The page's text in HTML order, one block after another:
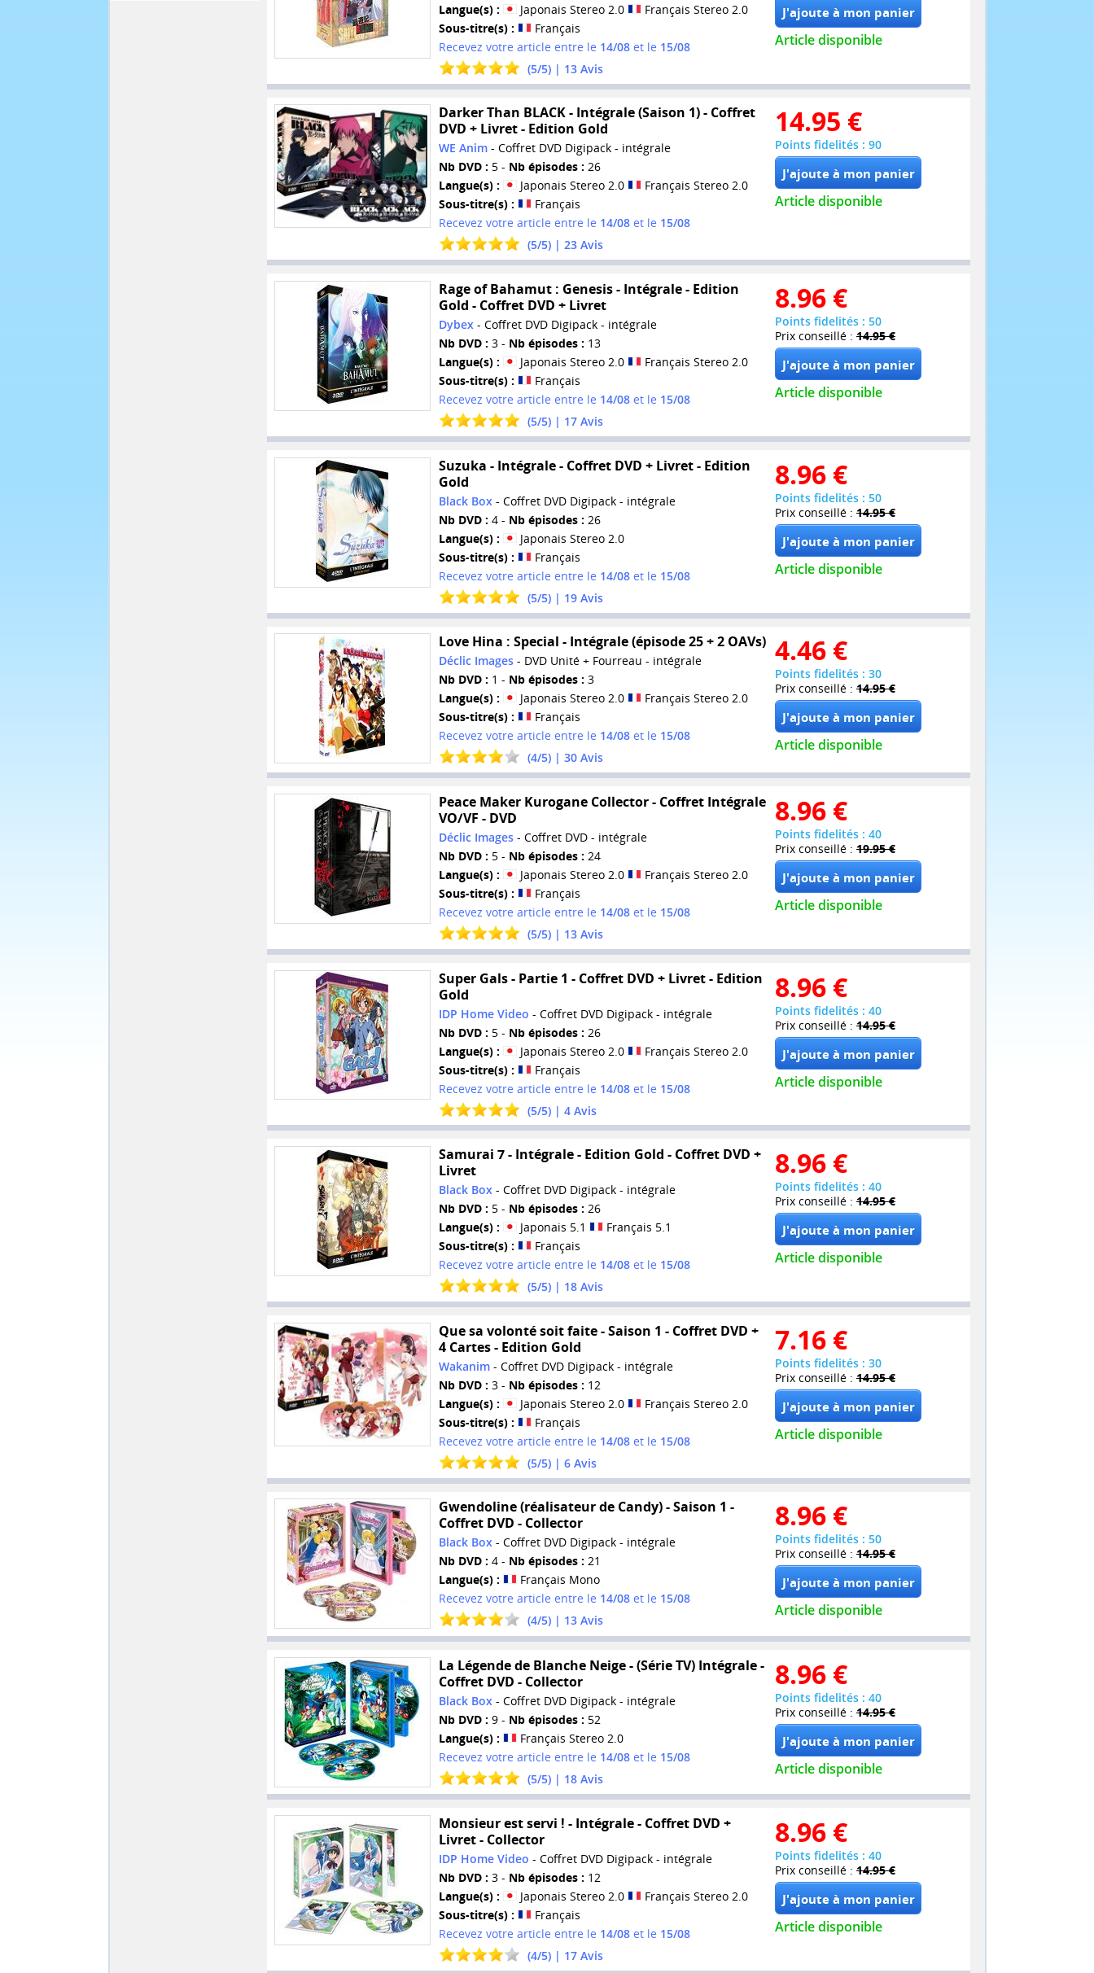
Langue(s) :
Japonais Stereo 2.0
Français Stereo 2.0
Sous-titre(s) :
Français
Recevez votre article entre le 14/08et le 15/08
(5/5) | 13Avis
Article disponible
Darker Than BLACK - Intégrale (Saison 1) - Coffret
DVD + Livret - Edition Gold
WE Anim- Coffret DVD Digipack - intégrale
Nb DVD : 5 - Nb épisodes : 26
Langue(s) :
Japonais Stereo 2.0
Français Stereo 2.0
Sous-titre(s) :
Français
Recevez votre article entre le 14/08et le 15/08
(5/5) | 23Avis
14.95 €
Points fidelités : 90
Article disponible
Rage of Bahamut : Genesis - Intégrale - Edition
Gold - Coffret DVD + Livret
Dybex- Coffret DVD Digipack - intégrale
Nb DVD : 3 - Nb épisodes : 13
Langue(s) :
Japonais Stereo 2.0
Français Stereo 2.0
Sous-titre(s) :
Français
Recevez votre article entre le 14/08et le 15/08
(5/5) | 17Avis
8.96 €
Points fidelités : 50
Prix conseillé : 14.95 €
Article disponible
Suzuka - Intégrale - Coffret DVD + Livret - Edition
Gold
Black Box - Coffret DVD Digipack - intégrale
Nb DVD : 4 - Nb épisodes : 26
Langue(s) :
Japonais Stereo 2.0
Sous-titre(s) :
Français
Recevez votre article entre le 14/08et le 15/08
(5/5) | 19Avis
8.96 €
Points fidelités : 50
Prix conseillé : 14.95 €
Article disponible
Love Hina : Special - Intégrale (épisode 25 + 2 OAVs)
Déclic Images- DVD Unité + Fourreau - intégrale
Nb DVD : 1 - Nb épisodes : 3
Langue(s) :
Japonais Stereo 2.0
Français Stereo 2.0
Sous-titre(s) :
Français
Recevez votre article entre le 14/08et le 15/08
(4/5) | 30Avis
4.46 €
Points fidelités : 30
Prix conseillé : 14.95 €
Article disponible
Peace Maker Kurogane Collector - Coffret Intégrale
VO/VF - DVD
Déclic Images- Coffret DVD - intégrale
Nb DVD : 5 - Nb épisodes : 24
Langue(s) :
Japonais Stereo 2.0
Français Stereo 2.0
Sous-titre(s) :
Français
Recevez votre article entre le 14/08et le 15/08
(5/5) | 13Avis
8.96 €
Points fidelités : 40
Prix conseillé : 19.95 €
Article disponible
Super Gals - Partie 1 - Coffret DVD + Livret - Edition
Gold
IDP Home Video - Coffret DVD Digipack - intégrale
Nb DVD : 5 - Nb épisodes : 26
Langue(s) :
Japonais Stereo 2.0
Français Stereo 2.0
Sous-titre(s) :
Français
Recevez votre article entre le 14/08et le 15/08
(5/5) | 4Avis
8.96 €
Points fidelités : 40
Prix conseillé : 14.95 €
Article disponible
Samurai 7 - Intégrale - Edition Gold - Coffret DVD +
Livret
Black Box- Coffret DVD Digipack - intégrale
Nb DVD : 5 - Nb épisodes : 26
Langue(s) :
Japonais 5.1
Français 5.1
Sous-titre(s) :
Français
Recevez votre article entre le 14/08et le 15/08
(5/5) | 18Avis
8.96 €
Points fidelités : 40
Prix conseillé : 14.95 €
Article disponible
Que sa volonté soit faite - Saison 1 - Coffret DVD +
4 Cartes - Edition Gold
Wakanim- Coffret DVD Digipack - intégrale
Nb DVD : 3 - Nb épisodes : 12
Langue(s) :
Japonais Stereo 2.0
Français Stereo 2.0
Sous-titre(s) :
Français
Recevez votre article entre le 14/08et le 15/08
(5/5) | 6Avis
7.16 €
Points fidelités : 30
Prix conseillé : 14.95 €
Article disponible
Gwendoline (réalisateur de Candy) - Saison 1 -
Coffret DVD - Collector
Black Box- Coffret DVD Digipack - intégrale
Nb DVD : 4 - Nb épisodes : 21
Langue(s) :
Français Mono
Recevez votre article entre le 14/08et le 15/08
(4/5) | 13Avis
8.96 €
Points fidelités : 50
Prix conseillé : 14.95 €
Article disponible
La Légende de Blanche Neige - (Série TV) Intégrale -
Coffret DVD - Collector
Black Box- Coffret DVD Digipack - intégrale
Nb DVD : 9 - Nb épisodes : 52
Langue(s) :
Français Stereo 2.0
Recevez votre article entre le 14/08et le 15/08
(5/5) | 18Avis
8.96 €
Points fidelités : 40
Prix conseillé : 14.95 €
Article disponible
Monsieur est servi ! - Intégrale - Coffret DVD +
Livret - Collector
IDP Home Video - Coffret DVD Digipack - intégrale
Nb DVD : 3 - Nb épisodes : 12
Langue(s) :
Japonais Stereo 2.0
Français Stereo 2.0
Sous-titre(s) :
Français
Recevez votre article entre le 14/08et le 15/08
(4/5) | 17Avis
8.96 €
Points fidelités : 40
Prix conseillé : 14.95 €
Article disponible